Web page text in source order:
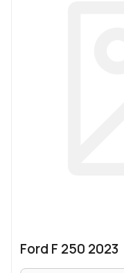
Ford F 250 2023